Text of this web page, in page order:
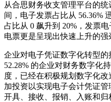
从合思财务收支管理平台的统
间，电子发票占比从 56.36%
占比从 0 飙升到 20%，发票
电票更是呈现出快速上升的强
企业对电子凭证数字化转型
52.28% 的企业对财务数字化
度，已经在积极规划数字化
加投资以实现电子会计凭证
开具、接收、报销、入账和